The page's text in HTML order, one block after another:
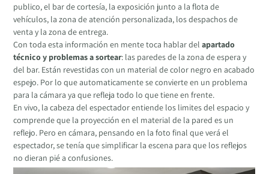
publico, el bar de cortesía, la exposición junto a la flota de
vehículos, la zona de atención personalizada, los despachos de
venta y la zona de entrega.
Con toda esta información en mente toca hablar delapartado
técnico y problemas a sortear: las paredes de la zona de espera y
del bar. Están revestidas con un material de color negro en acabado
espejo. Por lo que automaticamente se convierte en un problema
para la cámara ya que refleja todo lo que tiene en frente.
En vivo, la cabeza del espectador entiende los limites del espacio y
comprende que la proyección en el material de la pared es un
reflejo. Pero en cámara, pensando en la foto final que verá el
espectador, se tenía que simplificar la escena para que los reflejos
no dieran pié a confusiones.